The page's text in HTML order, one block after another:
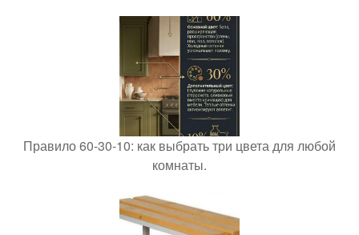
Правило 60-30-10: как выбрать три цвета для любой
комнаты.